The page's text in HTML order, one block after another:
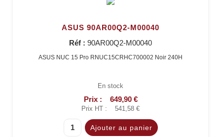
ASUS 90AR00Q2-M00040
Réf : 90AR00Q2-M00040
ASUS NUC 15 Pro RNUC15CRHC700002 Noir 240H
En stock
Prix : 649,90 €
Prix HT : 541,58 €